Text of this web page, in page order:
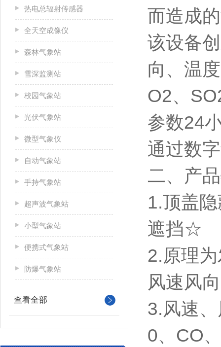
热电总辐射传感器
全天空成像仪
森林气象站
雪深监测站
校园气象站
光伏气象站
微型气象仪
自动气象站
手持气象站
超声波气象站
小型气象站
便携式气象站
防爆气象站
查看全部
而造成
该设备
向、温
O2、
参数24
通过数
二、产
1.顶盖
遮挡☆
2.原理
风速风
3.风速
0、CO